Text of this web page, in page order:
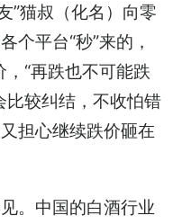
”猫叔（化名）向零
个平台“秒”来的，
“再跌也不可能跌
较纠结，不收怕错
担心继续跌价砸在
。中国的白酒行业